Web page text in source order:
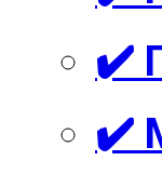
✔️
✔️